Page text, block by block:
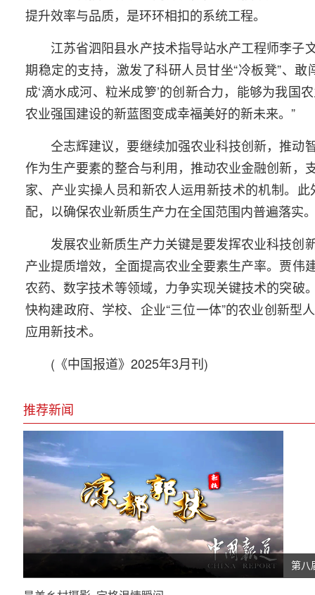
提升效率与品质，是环环相扣的系统工程。
江苏省泗阳县水产技术指导站水产工程师李子
期稳定的支持，激发了科研人员甘坐“冷板凳”、
成‘滴水成河、粒米成箩’的创新合力，能够为我
农业强国建设的新蓝图变成幸福美好的新未来。”
仝志辉建议，要继续加强农业科技创新，推动
作为生产要素的整合与利用，推动农业金融创新，
家、产业实操人员和新农人运用新技术的机制。
配，以确保农业新质生产力在全国范围内普遍落实
发展农业新质生产力关键是要发挥农业科技创
产业提质增效，全面提高农业全要素生产率。贾
农药、数字技术等领域，力争实现关键技术的突破
快构建政府、学校、企业“三位一体”的农业创新
应用新技术。
(《中国报道》2025年3月刊)
推荐新闻
第八